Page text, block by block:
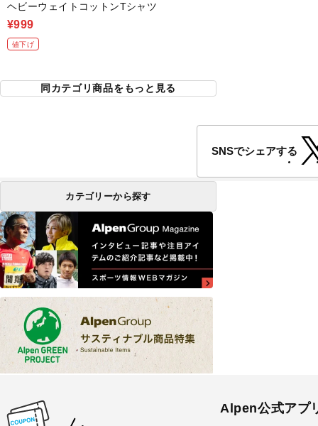
ヘビーウェイトコットンTシャツ
¥999
値下げ
同カテゴリ商品をもっと見る
SNSでシェアする
カテゴリーから探す
Alpen公式アプ